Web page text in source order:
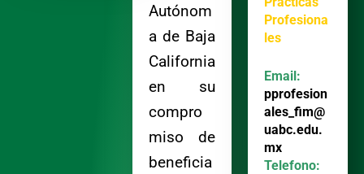
Autónom
a de Baja
California
en su
compro
miso de
beneficia
Profesiona
les
Email:
pprofesion
ales_fim@
uabc.edu.
mx
Telefono: